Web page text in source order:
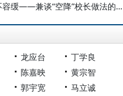
刘道玉：大学校长遴选机制改革刻不容缓——兼谈“空降”校长做法的弊端
龙应台
丁学良
陈嘉映
黄宗智
郭宇宽 马立诚